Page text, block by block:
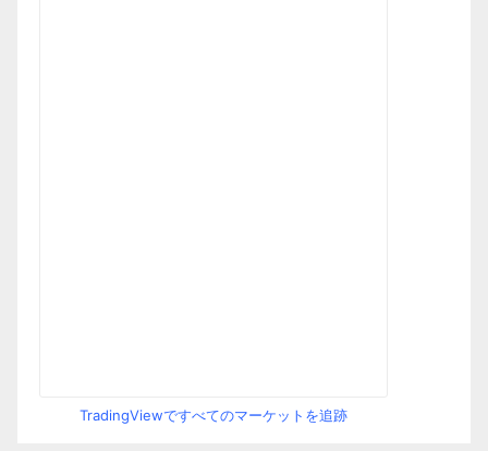
TradingViewですべてのマーケットを追跡